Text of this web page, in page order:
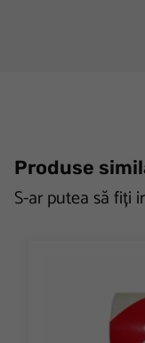
Produse
S-ar putea să fiți